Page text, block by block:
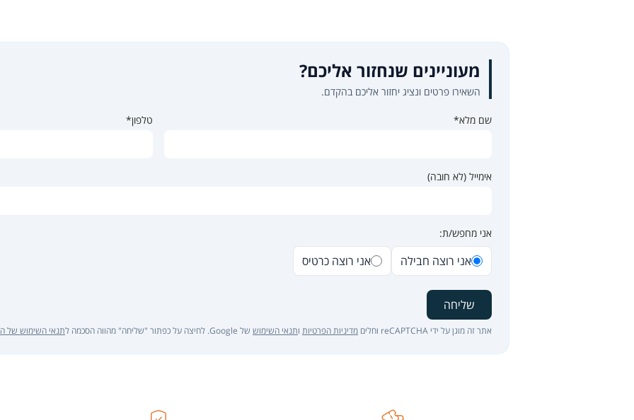
מעוניינים שנחזור אליכם?
השאירו פרטים ונציג יחזור אליכם בהקדם.
שם מלא* טלפון*
אימייל (לא חובה)
אני מחפש/ת:
אני רוצה חבילה אני רוצה כרטיס
שליחה
אתר זה מוגן על ידי reCAPTCHA וחלים מדיניות הפרטיות ותנאי השימוש של Google. לחיצה על כפתור "שליחה" מהווה הסכמה ל תנאי השימוש של